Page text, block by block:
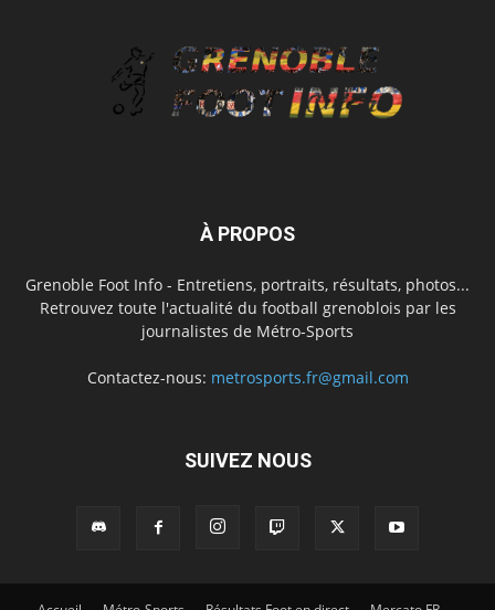
À PROPOS
Grenoble Foot Info - Entretiens, portraits, résultats, photos...
Retrouvez toute l'actualité du football grenoblois par les
journalistes de Métro-Sports
Contactez-nous: metrosports.fr@gmail.com
SUIVEZ NOUS